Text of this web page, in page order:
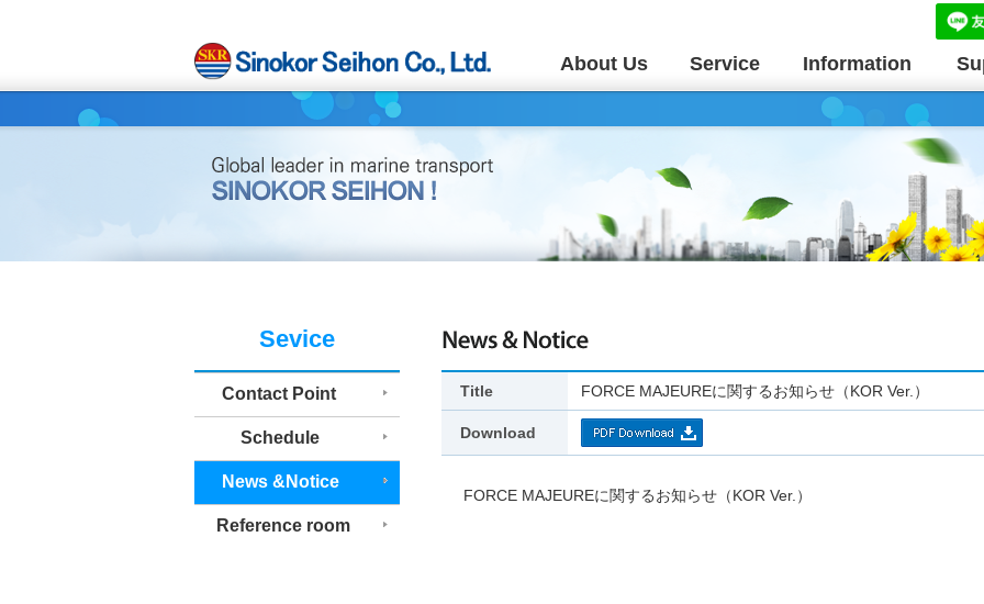
About Us Service Information
Sevice
Contact Point
Schedule
News &Notice
Reference room
Title FORCE MAJEUREに関するお知らせ（KOR Ver.）
Download
FORCE MAJEUREに関するお知らせ（KOR Ver.）